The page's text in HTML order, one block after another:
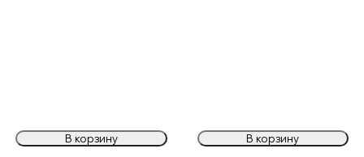
В корзину В корзину